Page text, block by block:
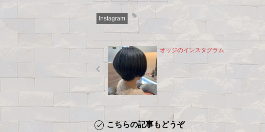
Instagram
オッジのインスタグラム
こちらの記事もどうぞ